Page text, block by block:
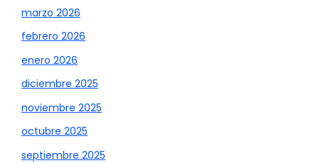
marzo 2026
febrero 2026
enero 2026
diciembre 2025
noviembre 2025
octubre 2025
septiembre 2025